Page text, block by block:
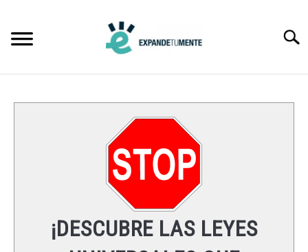
content
LEYES UNIVERSALES
¡DESCUBRE LAS LEYES